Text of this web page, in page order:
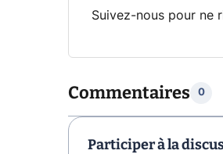
Suivez-nous pour ne
Commentaires 0
Participer à la